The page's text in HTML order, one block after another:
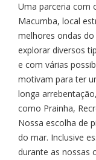
Uma parceria com
Macumba, local
melhores ondas
explorar diversos
e com várias
motivam para ter
longa
como Prainha,
Nossa escolha de
do mar. Inclusive
durante as nossas